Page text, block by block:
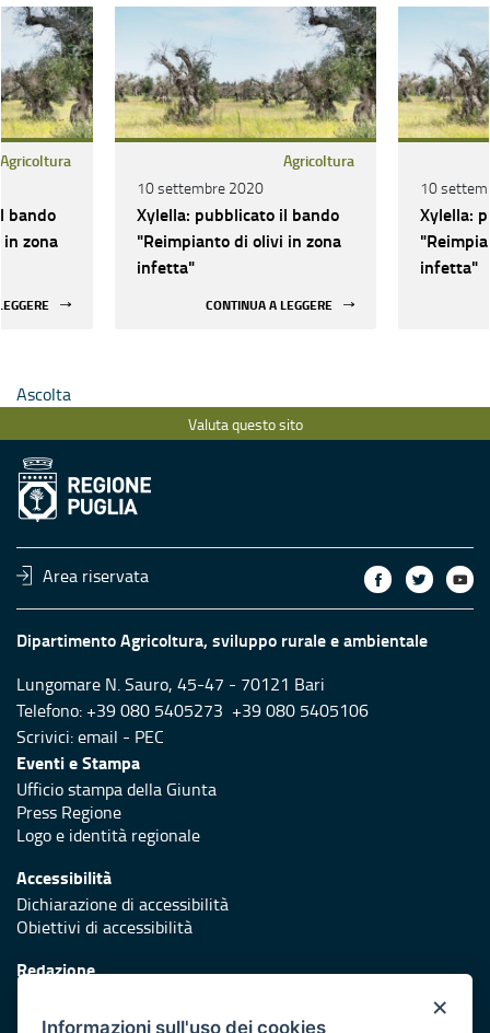
Agricoltura
bando
zona
Agricoltura
10 settembre 2020
Xylella: pubblicato il bando
"Reimpianto di olivi in zona
infetta"
CONTINUA A LEGGERE
10
Xylella:
infetta"
Ascolta
Valuta questo sito
Area riservata
Dipartimento Agricoltura, sviluppo rurale e ambientale
Lungomare N. Sauro, 45-47 - 70121 Bari
Telefono: +39 080 5405273 +39 080 5405106
Scrivici:email - PEC
Eventi e Stampa
Ufficio stampa della Giunta
Press Regione
Logo e identità regionale
Accessibilità
Dichiarazione di accessibilità
Obiettivi di accessibilità
Redazione
×
Informazioni sull'uso dei cookies